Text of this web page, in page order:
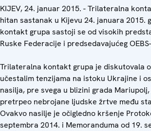
KIJEV, 24. januar 2015. - Trilateralna
hitan sastanak u Kijevu 24. januara 2015.
kontakt grupa sastoji se od visokih
Ruske Federacije i predsedavajućeg
Trilateralna kontakt grupa je diskutovala o
učestalim tenzijama na istoku Ukrajine i
nasilja, pre svega u blizini grada
pretrpeo nebrojane ljudske žrtve među
Ovakvo nasilje je očigledno kršenje
septembra 2014. i Memoranduma od 19.